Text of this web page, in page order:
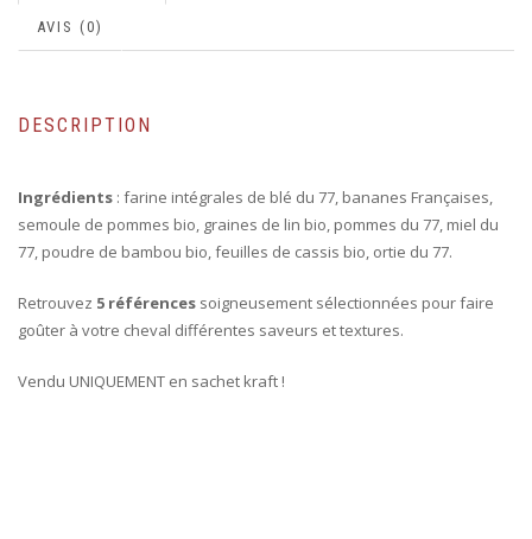
AVIS (0)
DESCRIPTION
Ingrédients : farine intégrales de blé du 77, bananes Françaises,
semoule de pommes bio, graines de lin bio, pommes du 77, miel du
77, poudre de bambou bio, feuilles de cassis bio, ortie du 77.
Retrouvez 5 références soigneusement sélectionnées pour faire
goûter à votre cheval différentes saveurs et textures.
Vendu UNIQUEMENT en sachet kraft !